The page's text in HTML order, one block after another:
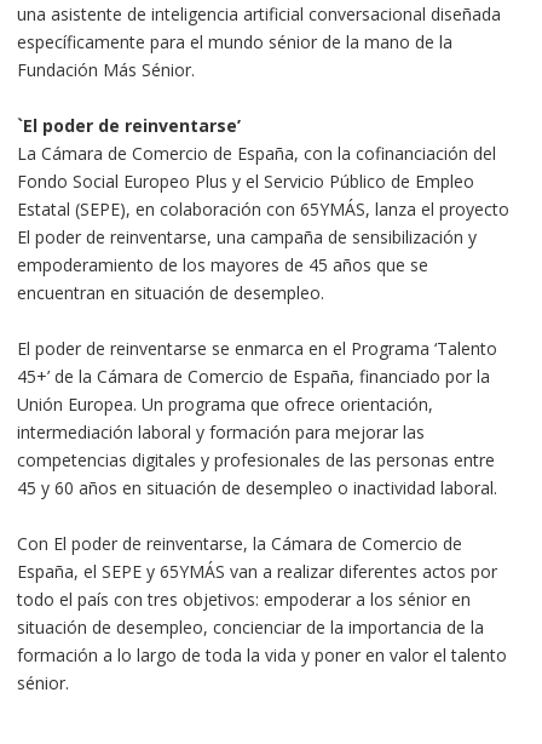
una asistente de inteligencia artificial conversacional diseñada
específicamente para el mundo sénior de la mano de la
Fundación Más Sénior.
`El poder de reinventarse’
La Cámara de Comercio de España, con la cofinanciación del
Fondo Social Europeo Plus y el Servicio Público de Empleo
Estatal (SEPE), en colaboración con 65YMÁS, lanza el proyecto
El poder de reinventarse, una campaña de sensibilización y
empoderamiento de los mayores de 45 años que se
encuentran en situación de desempleo.
El poder de reinventarse se enmarca en el Programa ‘Talento
45+’ de la Cámara de Comercio de España, financiado por la
Unión Europea. Un programa que ofrece orientación,
intermediación laboral y formación para mejorar las
competencias digitales y profesionales de las personas entre
45 y 60 años en situación de desempleo o inactividad laboral.
Con El poder de reinventarse, la Cámara de Comercio de
España, el SEPE y 65YMÁS van a realizar diferentes actos por
todo el país con tres objetivos: empoderar a los sénior en
situación de desempleo, concienciar de la importancia de la
formación a lo largo de toda la vida y poner en valor el talento
sénior.